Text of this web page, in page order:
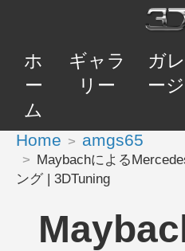
ホ
ー
ム
ギャラ
リー
ガレ
ージ
Home amgs65
Maybachによる
ング | 3DTuning